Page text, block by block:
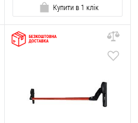
Купити в 1 клік